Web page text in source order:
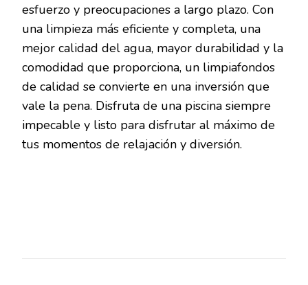
esfuerzo y preocupaciones a largo plazo. Con
una limpieza más eficiente y completa, una
mejor calidad del agua, mayor durabilidad y la
comodidad que proporciona, un limpiafondos
de calidad se convierte en una inversión que
vale la pena. Disfruta de una piscina siempre
impecable y listo para disfrutar al máximo de
tus momentos de relajación y diversión.